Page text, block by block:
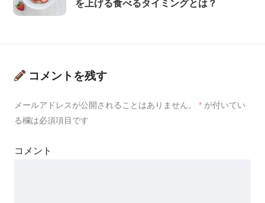
を上げる食べるタイミングとは？
コメントを残す
メールアドレスが公開されることはありません。 * が付いてい
る欄は必須項目です
コメント